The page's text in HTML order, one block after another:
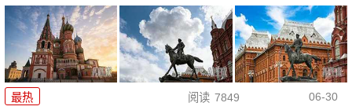
最热 阅读 7849 06-30